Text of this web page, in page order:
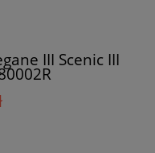
III Scenic III